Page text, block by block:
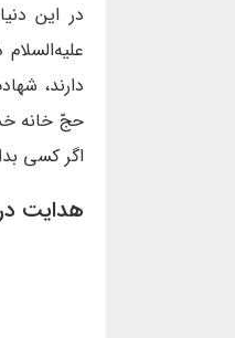
در این
دارند،
حجّ خانه
اگر کسی
هدایت